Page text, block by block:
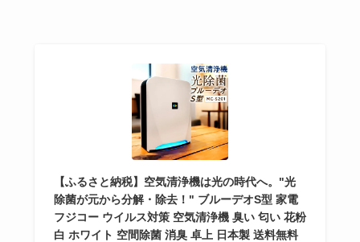
【ふるさと納税】空気清浄機は光の時代へ。"光
除菌が元から分解・除去！" ブルーデオS型 家電
フジコー ウイルス対策 空気清浄機 臭い 匂い 花粉
白 ホワイト 空間除菌 消臭 卓上 日本製 送料無料